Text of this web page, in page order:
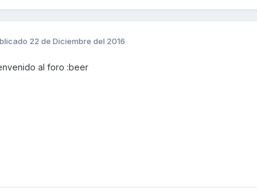
22 de Diciembre del 2016
al foro :beer